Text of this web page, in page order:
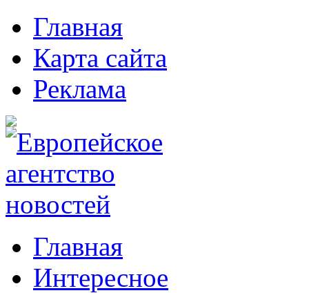
Главная
Карта сайта
Реклама
Главная
Интересное